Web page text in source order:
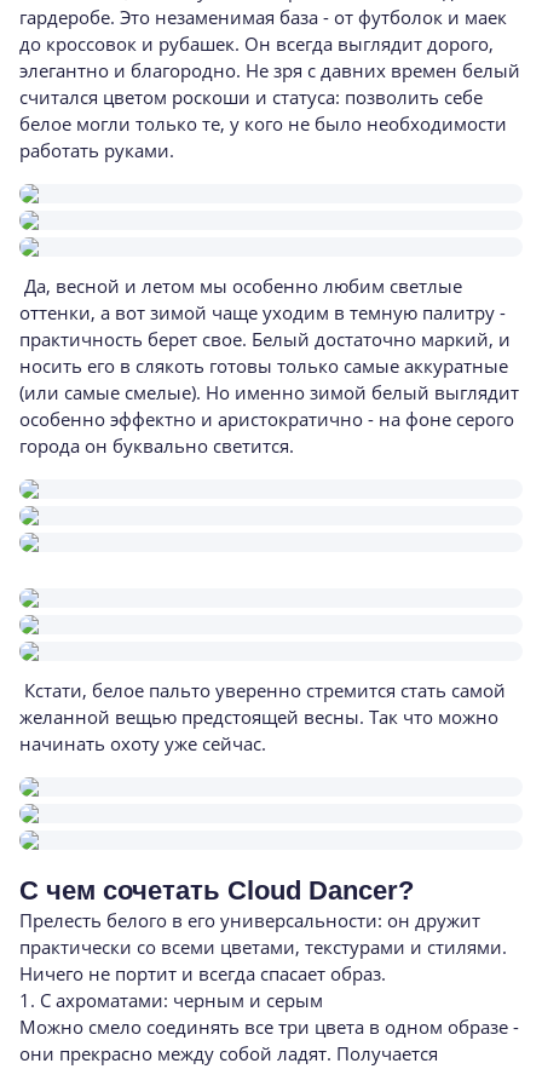
гардеробе. Это незаменимая база - от футболок и маек
до кроссовок и рубашек. Он всегда выглядит дорого,
элегантно и благородно. Не зря с давних времен белый
считался цветом роскоши и статуса: позволить себе
белое могли только те, у кого не было необходимости
работать руками.
Да, весной и летом мы особенно любим светлые
оттенки, а вот зимой чаще уходим в темную палитру -
практичность берет свое. Белый достаточно маркий, и
носить его в слякоть готовы только самые аккуратные
(или самые смелые). Но именно зимой белый выглядит
особенно эффектно и аристократично - на фоне серого
города он буквально светится.
Кстати, белое пальто уверенно стремится стать самой
желанной вещью предстоящей весны. Так что можно
начинать охоту уже сейчас.
С чем сочетать Cloud Dancer?
Прелесть белого в его универсальности: он дружит
практически со всеми цветами, текстурами и стилями.
Ничего не портит и всегда спасает образ.
1. С ахроматами: черным и серым
Можно смело соединять все три цвета в одном образе -
они прекрасно между собой ладят. Получается